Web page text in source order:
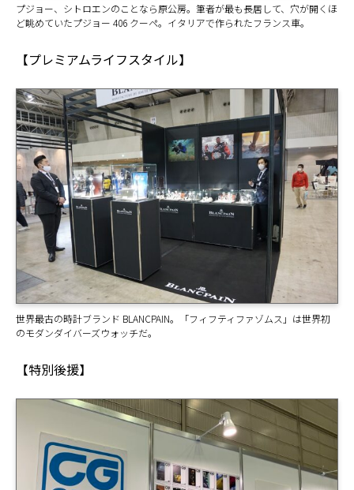
プジョー、シトロエンのことなら原公房。筆者が最も長居して、穴が開くほ
ど眺めていたプジョー 406 クーペ。イタリアで作られたフランス車。
【プレミアムライフスタイル】
世界最古の時計ブランド BLANCPAIN。「フィフティファゾムス」は世界初
のモダンダイバーズウォッチだ。
【特別後援】